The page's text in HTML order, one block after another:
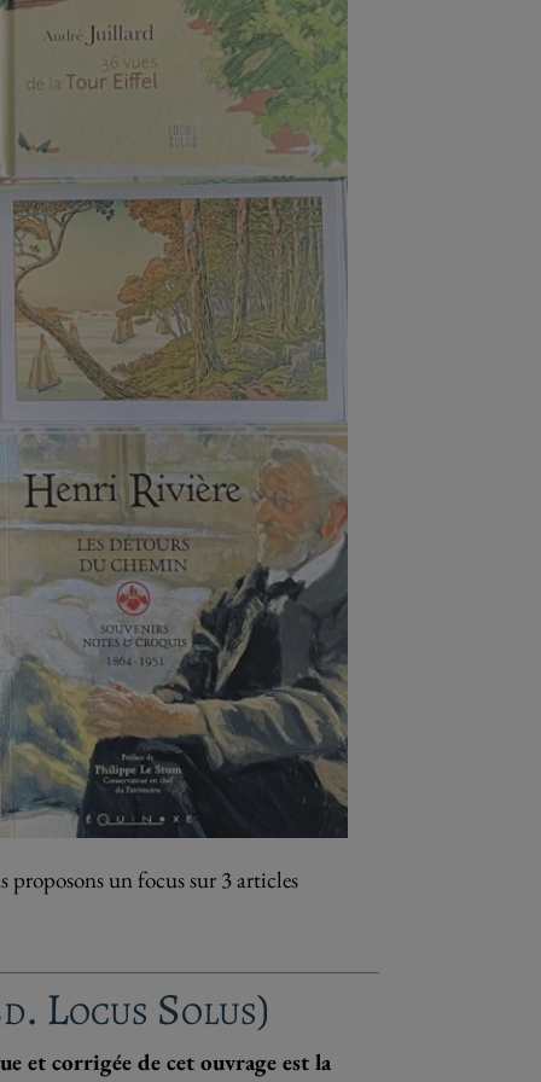
proposons un focus sur 3 articles
Locus Solus)
et corrigée de cet ouvrage est la